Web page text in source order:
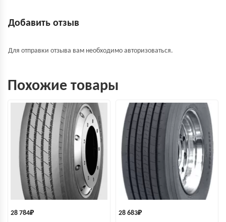
Добавить отзыв
Для отправки отзыва вам необходимо авторизоваться.
Похожие товары
28 784₽ 28 683₽